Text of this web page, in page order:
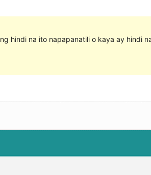
hindi na ito napapanatili o kaya ay hindi